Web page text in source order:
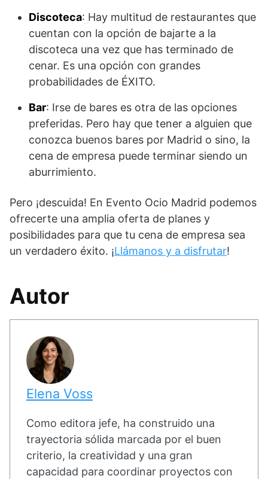
Discoteca: Hay multitud de restaurantes que
cuentan con la opción de bajarte a la
discoteca una vez que has terminado de
cenar. Es una opción con grandes
probabilidades de ÉXITO.
Bar: Irse de bares es otra de las opciones
preferidas. Pero hay que tener a alguien que
conozca buenos bares por Madrid o sino, la
cena de empresa puede terminar siendo un
aburrimiento.
Pero ¡descuida! En Evento Ocio Madrid podemos
ofrecerte una amplia oferta de planes y
posibilidades para que tu cena de empresa sea
un verdadero éxito. ¡Llámanos y a disfrutar!
Autor
Elena Voss
Como editora jefe, ha construido una
trayectoria sólida marcada por el buen
criterio, la creatividad y una gran
capacidad para coordinar proyectos con